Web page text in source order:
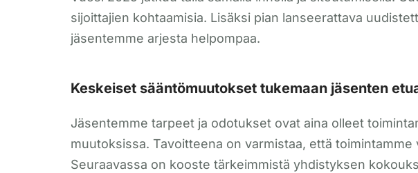
sijoittajien kohtaamisia. Lisäksi pian lanseerattava
jäsentemme arjesta helpompaa.
Keskeiset sääntömuutokset tukemaan jäsenten
Jäsentemme tarpeet ja odotukset ovat aina olleet
muutoksissa. Tavoitteena on varmistaa, että
Seuraavassa on kooste tärkeimmistä yhdistyksen